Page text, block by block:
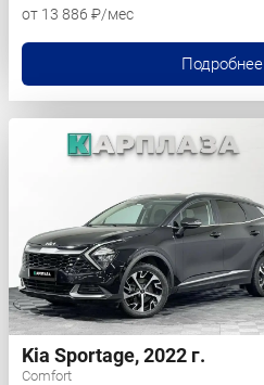
от 13 886 ₽/мес
Подробнее
Kia Sportage, 2022 г.
Comfort